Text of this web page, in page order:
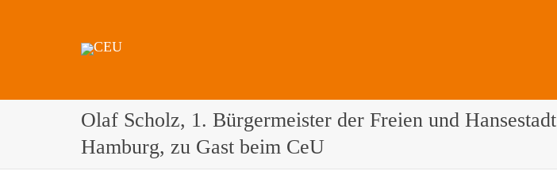
Olaf Scholz, 1. Bürgermeister der Freien und Hansestadt
Hamburg, zu Gast beim CeU